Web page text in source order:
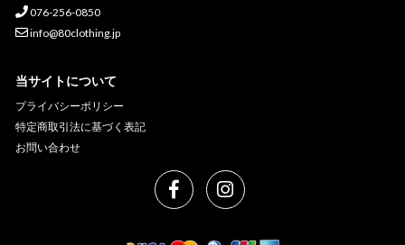
076-256-0850
info@80clothing.jp
当サイトについて
プライバシーポリシー
特定商取引法に基づく表記
お問い合わせ